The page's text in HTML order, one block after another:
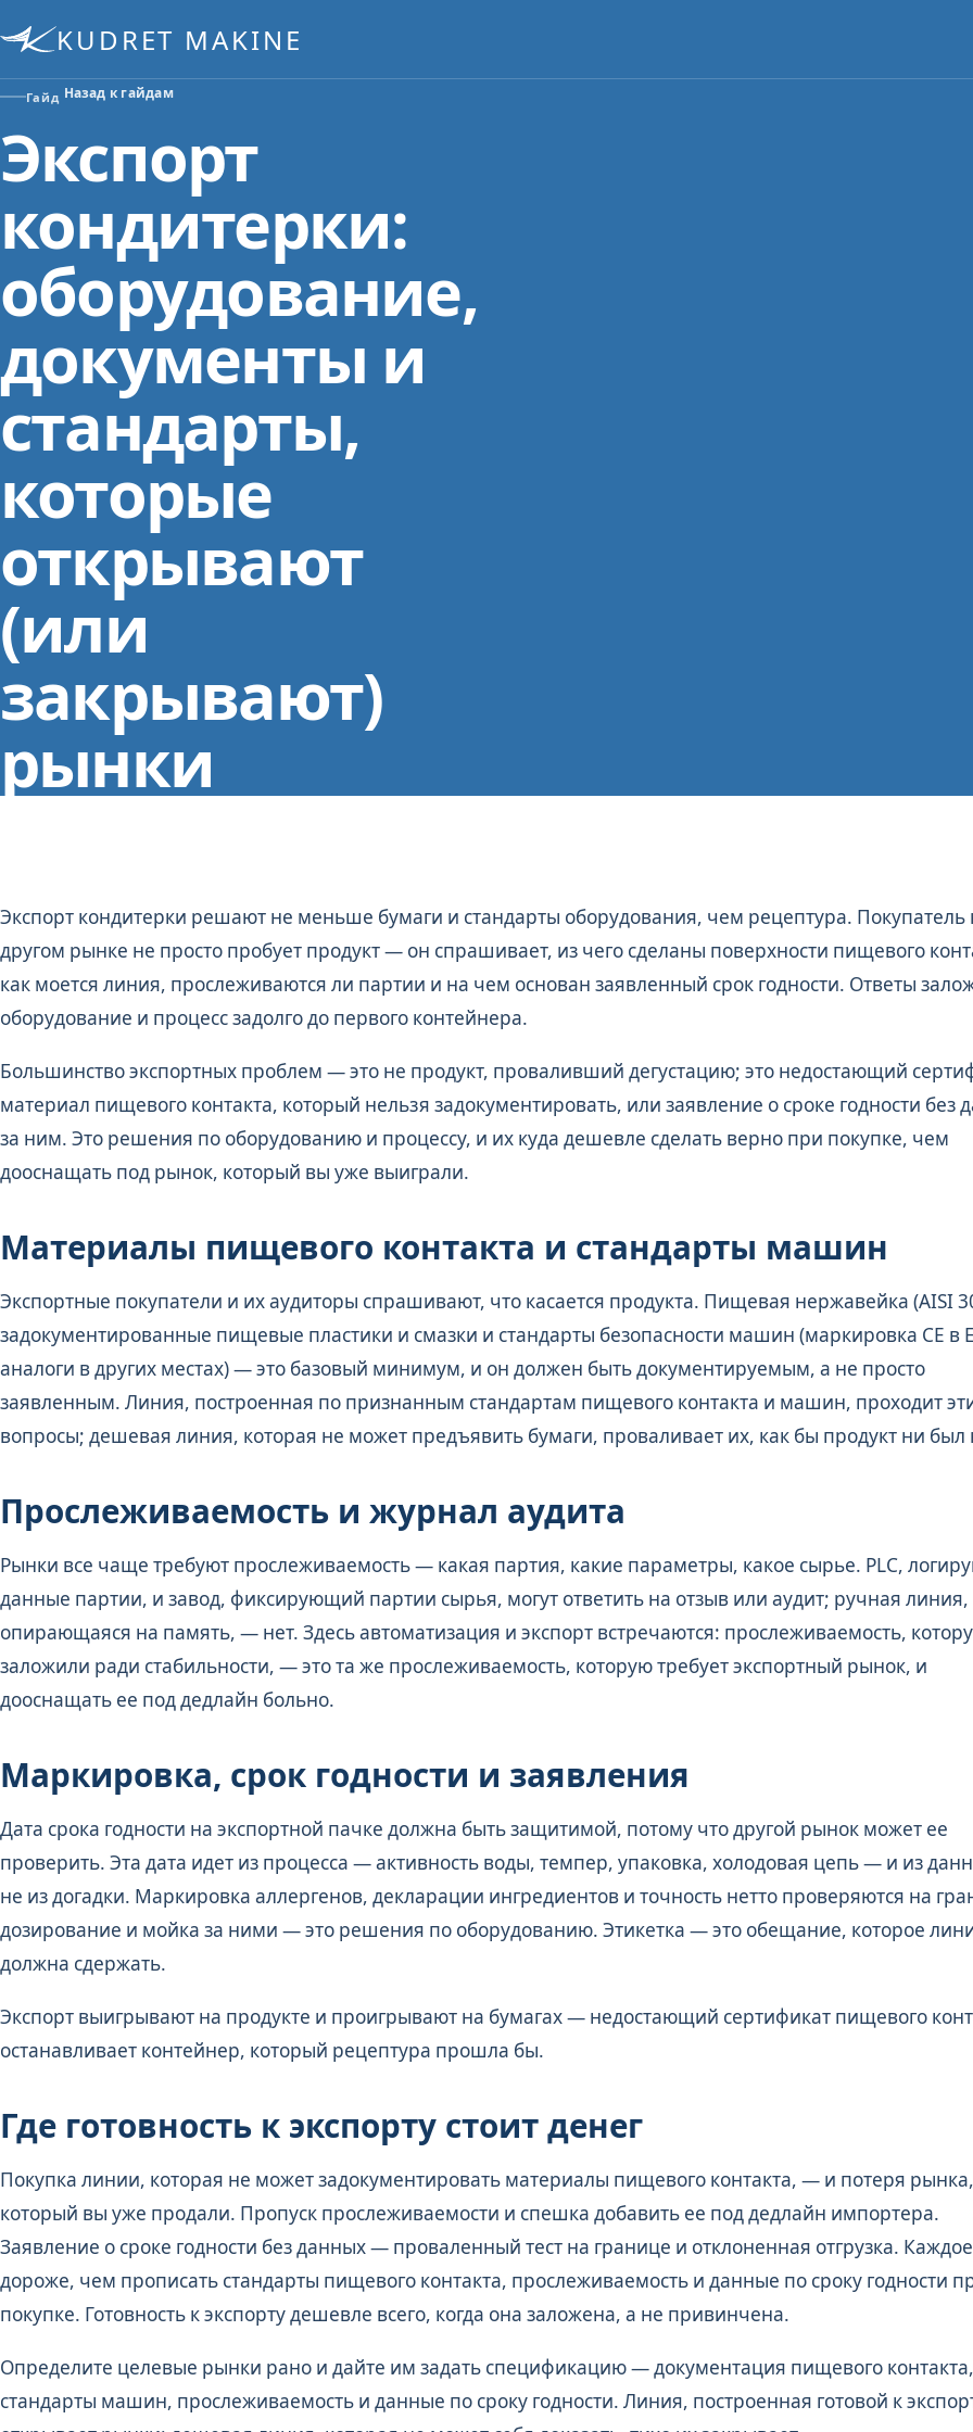
KUDRET MAKINE
Гайд Назад к гайдам
Экспорт
кондитерки:
оборудование,
документы и
стандарты,
которые
открывают
(или
закрывают)
рынки
Экспорт кондитерки решают не меньше бумаги и стандарты оборудования, чем рецептура. Покупатель
другом рынке не просто пробует продукт — он спрашивает, из чего сделаны поверхности пищевого
как моется линия, прослеживаются ли партии и на чем основан заявленный срок годности. Ответы
оборудование и процесс задолго до первого контейнера.
Большинство экспортных проблем — это не продукт, проваливший дегустацию; это недостающий
материал пищевого контакта, который нельзя задокументировать, или заявление о сроке годности без
за ним. Это решения по оборудованию и процессу, и их куда дешевле сделать верно при покупке, чем
дооснащать под рынок, который вы уже выиграли.
Материалы пищевого контакта и стандарты машин
Экспортные покупатели и их аудиторы спрашивают, что касается продукта. Пищевая нержавейка (AISI
задокументированные пищевые пластики и смазки и стандарты безопасности машин (маркировка CE в
аналоги в других местах) — это базовый минимум, и он должен быть документируемым, а не просто
заявленным. Линия, построенная по признанным стандартам пищевого контакта и машин, проходит
вопросы; дешевая линия, которая не может предъявить бумаги, проваливает их, как бы продукт ни был
Прослеживаемость и журнал аудита
Рынки все чаще требуют прослеживаемость — какая партия, какие параметры, какое сырье. PLC,
данные партии, и завод, фиксирующий партии сырья, могут ответить на отзыв или аудит; ручная линия,
опирающаяся на память, — нет. Здесь автоматизация и экспорт встречаются: прослеживаемость,
заложили ради стабильности, — это та же прослеживаемость, которую требует экспортный рынок, и
дооснащать ее под дедлайн больно.
Маркировка, срок годности и заявления
Дата срока годности на экспортной пачке должна быть защитимой, потому что другой рынок может ее
проверить. Эта дата идет из процесса — активность воды, темпер, упаковка, холодовая цепь — и из
не из догадки. Маркировка аллергенов, декларации ингредиентов и точность нетто проверяются на
дозирование и мойка за ними — это решения по оборудованию. Этикетка — это обещание, которое
должна сдержать.
Экспорт выигрывают на продукте и проигрывают на бумагах — недостающий сертификат пищевого
останавливает контейнер, который рецептура прошла бы.
Где готовность к экспорту стоит денег
Покупка линии, которая не может задокументировать материалы пищевого контакта, — и потеря рынка,
который вы уже продали. Пропуск прослеживаемости и спешка добавить ее под дедлайн импортера.
Заявление о сроке годности без данных — проваленный тест на границе и отклоненная отгрузка.
дороже, чем прописать стандарты пищевого контакта, прослеживаемость и данные по сроку годности
покупке. Готовность к экспорту дешевле всего, когда она заложена, а не привинчена.
Определите целевые рынки рано и дайте им задать спецификацию — документация пищевого контакта,
стандарты машин, прослеживаемость и данные по сроку годности. Линия, построенная готовой к